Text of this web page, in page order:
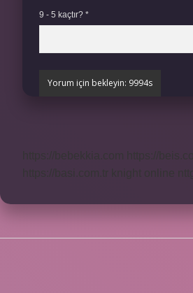
9 - 5 kaçtır? *